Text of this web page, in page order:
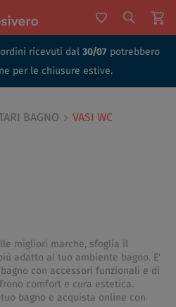
ricevuti dal 30/07 potrebbero
per le chiusure estive.
BAGNO VASI WC
migliori marche, sfoglia il
adatto al tuo ambiente bagno. E'
con accessori funzionali e di
comfort e cura estetica.
bagno e acquista online con